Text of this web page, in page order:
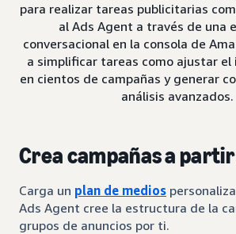
para realizar tareas publicitarias
al Ads Agent a través de una
conversacional en la consola de
a simplificar tareas como ajustar
en cientos de campañas y generar
análisis avanzados.
Crea campañas a
Carga un plan de medios
Ads Agent cree la estructura de la
grupos de anuncios por ti.